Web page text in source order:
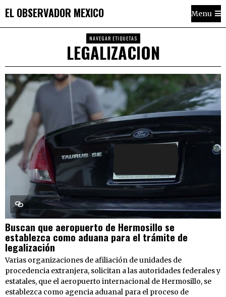
EL OBSERVADOR MEXICO Menu
NAVEGAR ETIQUETAS
LEGALIZACION
Buscan que aeropuerto de Hermosillo se
establezca como aduana para el trámite de
legalización
Varias organizaciones de afiliación de unidades de
procedencia extranjera, solicitan a las autoridades federales y
estatales, que el aeropuerto internacional de Hermosillo, se
establezca como agencia aduanal para el proceso de